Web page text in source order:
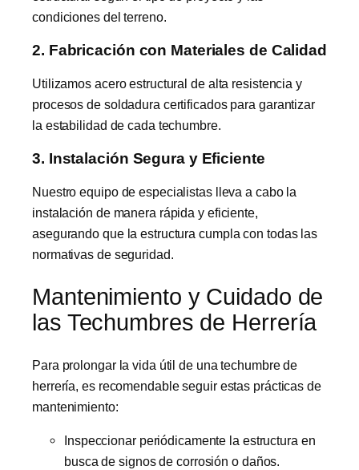
condiciones del terreno.
2. Fabricación con Materiales de Calidad
Utilizamos acero estructural de alta resistencia y
procesos de soldadura certificados para garantizar
la estabilidad de cada techumbre.
3. Instalación Segura y Eficiente
Nuestro equipo de especialistas lleva a cabo la
instalación de manera rápida y eficiente,
asegurando que la estructura cumpla con todas las
normativas de seguridad.
Mantenimiento y Cuidado de
las Techumbres de Herrería
Para prolongar la vida útil de una techumbre de
herrería, es recomendable seguir estas prácticas de
mantenimiento:
Inspeccionar periódicamente la estructura en
busca de signos de corrosión o daños.